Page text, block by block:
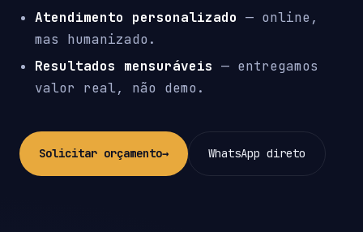
Atendimento personalizado — online,
mas humanizado.
Resultados mensuráveis — entregamos
valor real, não demo.
Solicitar orçamento→ WhatsApp direto